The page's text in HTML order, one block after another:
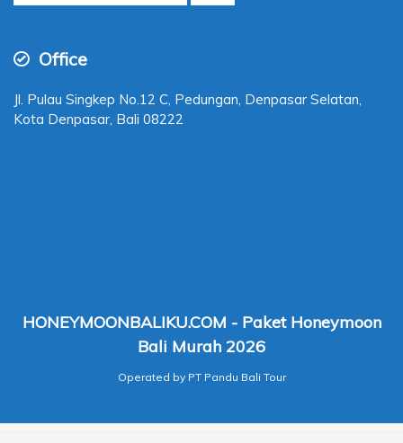
Office
Jl. Pulau Singkep No.12 C, Pedungan, Denpasar Selatan,
Kota Denpasar, Bali 08222
HONEYMOONBALIKU.COM - Paket Honeymoon
Bali Murah 2026
Operated by PT Pandu Bali Tour